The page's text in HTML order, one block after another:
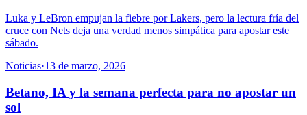
Luka y LeBron empujan la fiebre por Lakers, pero la lectura fría del
cruce con Nets deja una verdad menos simpática para apostar este
sábado.
Noticias·13 de marzo, 2026
Betano, IA y la semana perfecta para no apostar un
sol